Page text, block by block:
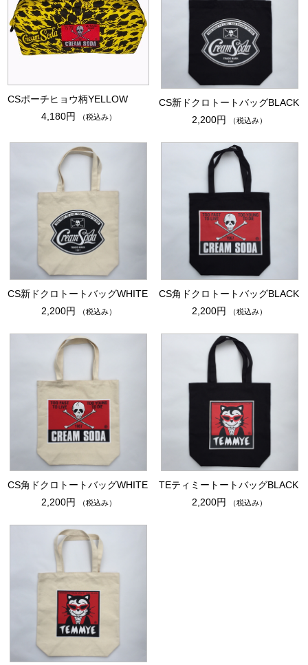
CSポーチヒョウ柄YELLOW
4,180円
（税込み）
CS新ドクロトートバッグBLACK
2,200円
（税込み）
CS新ドクロトートバッグWHITE
2,200円
（税込み）
CS角ドクロトートバッグBLACK
2,200円
（税込み）
CS角ドクロトートバッグWHITE
2,200円
（税込み）
TEティミートートバッグBLACK
2,200円
（税込み）